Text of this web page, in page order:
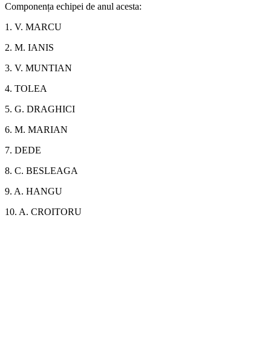
Componența echipei de anul acesta:
1. V. MARCU
2. M. IANIS
3. V. MUNTIAN
4. TOLEA
5. G. DRAGHICI
6. M. MARIAN
7. DEDE
8. C. BESLEAGA
9. A. HANGU
10. A. CROITORU